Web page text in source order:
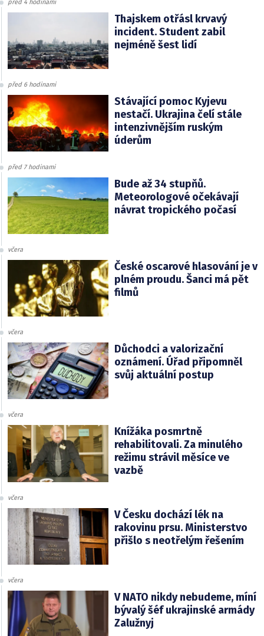
před 4 hodinami
Thajskem otřásl krvavý
incident. Student zabil
nejméně šest lidí
před 6 hodinami
Stávající pomoc Kyjevu
nestačí. Ukrajina čelí stále
intenzivnějším ruským
úderům
před 7 hodinami
Bude až 34 stupňů.
Meteorologové očekávají
návrat tropického počasí
včera
České oscarové hlasování je v
plném proudu. Šanci má pět
filmů
včera
Důchodci a valorizační
oznámení. Úřad připomněl
svůj aktuální postup
včera
Knížáka posmrtně
rehabilitovali. Za minulého
režimu strávil měsíce ve
vazbě
včera
V Česku dochází lék na
rakovinu prsu. Ministerstvo
přišlo s neotřelým řešením
včera
V NATO nikdy nebudeme, míní
bývalý šéf ukrajinské armády
Zalužnyj